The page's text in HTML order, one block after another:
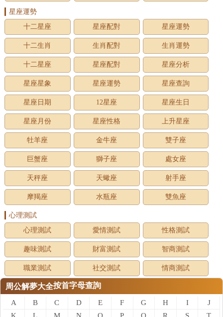
星座運勢
十二星座
星座配對 星座運勢
十二生肖 生肖配對 生肖運勢
十二星座 星座配對 星座分析
星座星象 星座運勢 星座查詢
星座日期 12星座 星座生日
星座月份 星座性格 上升星座
牡羊座 金牛座 雙子座
巨蟹座 獅子座 處女座
天秤座 天蠍座 射手座
摩羯座 水瓶座 雙魚座
心理測試
心理測試
愛情測試 性格測試
趣味測試 財富測試 智商測試
職業測試 社交測試 情商測試
周公解夢大全按首字母查詢
A B C D E F G H I
J
K
L M N O P Q R S T